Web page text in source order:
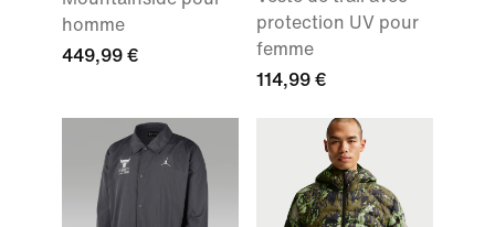
homme
449,99 €
protection UV pour
femme
114,99 €